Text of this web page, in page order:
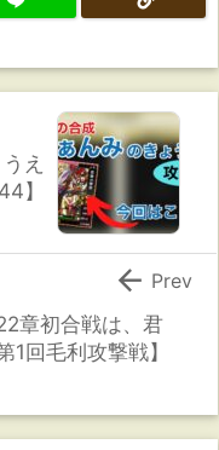
え
】
章初合戦は、君
1回毛利攻撃戦】
 Prev